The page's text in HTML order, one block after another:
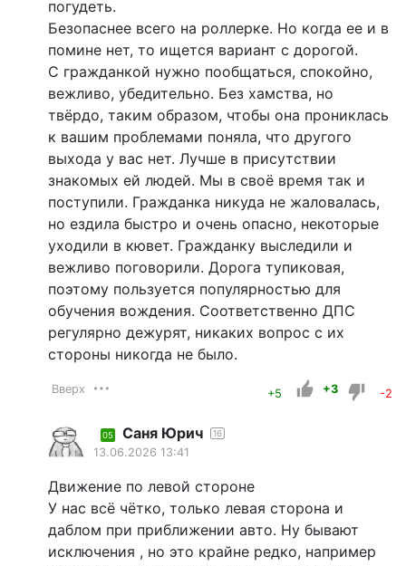
погудеть.
Безопаснее всего на роллерке. Но когда ее и в
помине нет, то ищется вариант с дорогой.
С гражданкой нужно пообщаться, спокойно,
вежливо, убедительно. Без хамства, но
твёрдо, таким образом, чтобы она прониклась
к вашим проблемами поняла, что другого
выхода у вас нет. Лучше в присутствии
знакомых ей людей. Мы в своё время так и
поступили. Гражданка никуда не жаловалась,
но ездила быстро и очень опасно, некоторые
уходили в кювет. Гражданку выследили и
вежливо поговорили. Дорога тупиковая,
поэтому пользуется популярностью для
обучения вождения. Соответственно ДПС
регулярно дежурят, никаких вопрос с их
стороны никогда не было.
Вверх +5 +3 -2
05 Саня Юрич 16
13.06.2026 13:41
Движение по левой стороне
У нас всё чётко, только левая сторона и
даблом при приближении авто. Ну бывают
исключения , но это крайне редко, например